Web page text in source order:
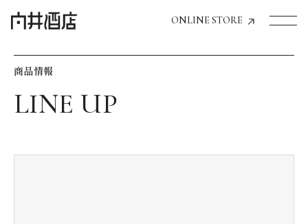
ONLINE STORE
飲食店経営のお客様
商品情報